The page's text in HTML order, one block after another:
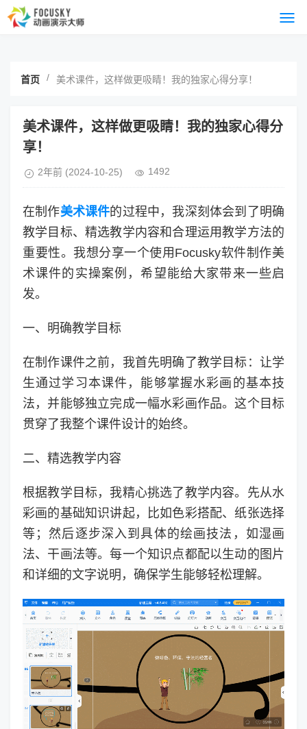
首页 / 美术课件，这样做更吸睛！我的独家心得分享！
美术课件，这样做更吸睛！我的独家心得分
享！
2年前 (2024-10-25) 1492
在制作美术课件的过程中，我深刻体会到了明确
教学目标、精选教学内容和合理运用教学方法的
重要性。我想分享一个使用Focusky软件制作美
术课件的实操案例，希望能给大家带来一些启
发。
一、明确教学目标
在制作课件之前，我首先明确了教学目标：让学
生通过学习本课件，能够掌握水彩画的基本技
法，并能够独立完成一幅水彩画作品。这个目标
贯穿了我整个课件设计的始终。
二、精选教学内容
根据教学目标，我精心挑选了教学内容。先从水
彩画的基础知识讲起，比如色彩搭配、纸张选择
等；然后逐步深入到具体的绘画技法，如湿画
法、干画法等。每一个知识点都配以生动的图片
和详细的文字说明，确保学生能够轻松理解。